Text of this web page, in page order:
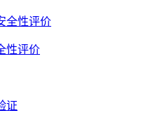
全性评价
性评价
证